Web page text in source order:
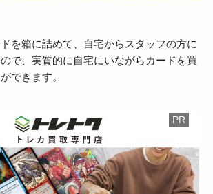
を箱に詰めて、自宅からスタッフの方に
で、実質的に自宅にいながらカードを買
できます。